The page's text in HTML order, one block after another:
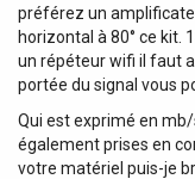
préférez un
horizontal à 80° ce kit.
un répéteur wifi il faut
portée du signal vous
Qui est exprimé en
également prises en
votre matériel puis-je